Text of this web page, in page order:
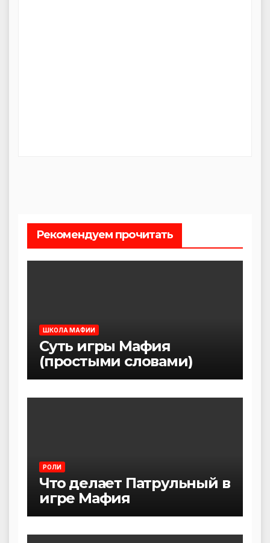
Рекомендуем прочитать
ШКОЛА МАФИИ
Суть игры Мафия
(простыми словами)
РОЛИ
Что делает Патрульный в
игре Мафия